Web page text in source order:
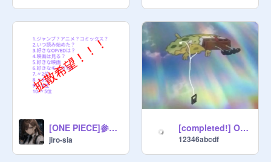
[ONE PIECE]参照数と星とハートの合計で晒す。
jiro-sia
[completed!] One Piece Intro Player
12346abcdf